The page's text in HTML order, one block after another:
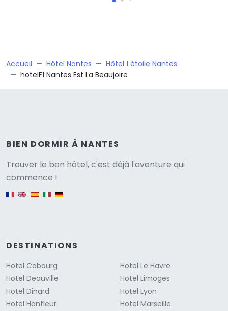
Accueil Hôtel Nantes
Hôtel 1 étoile Nantes
hotelF1 Nantes Est La Beaujoire
BIEN DORMIR À NANTES
Trouver le bon hôtel, c'est déjà l'aventure qui
commence !
English version
DESTINATIONS
Hotel Cabourg
Hotel Deauville
Hotel Dinard
Hotel Honfleur
Hotel Le Havre
Hotel Limoges
Hotel Lyon
Hotel Marseille